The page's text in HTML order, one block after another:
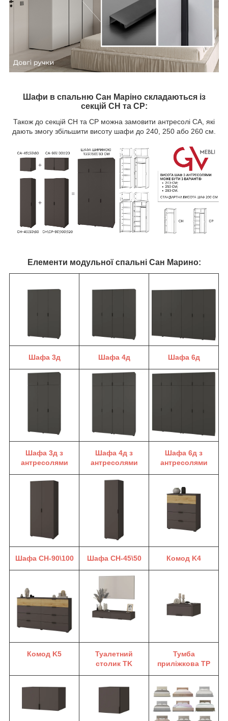
Шафи в спальню Сан Маріно складаються із
секцій CH та CP:
Також до секцій CH та CP можна замовити антресолі CA, які
дають змогу збільшити висоту шафи до 240, 250 або 260 см.
Елементи модульної спальні Сан Марино:
Шафа 3д Шафа 4д Шафа 6д
Шафа 3д з
антресолями
Шафа 4д з
антресолями
Шафа 6д з
антресолями
Шафа CH-90\100 Шафа CH-45\50 Комод K4
Комод K5
Туалетний
столик TK
Тумба
приліжкова TP